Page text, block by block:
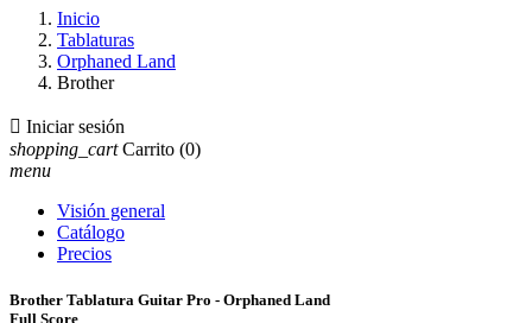
Inicio
Tablaturas
Orphaned Land
Brother
 Iniciar sesión
shopping_cart Carrito (0)
menu
Visión general
Catálogo
Precios
Brother Tablatura Guitar Pro - Orphaned Land
Full Score